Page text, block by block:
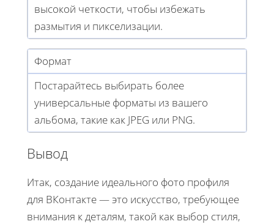
высокой четкости, чтобы избежать
размытия и пикселизации.
Формат
Постарайтесь выбирать более
универсальные форматы из вашего
альбома, такие как JPEG или PNG.
Вывод
Итак, создание идеального фото профиля
для ВКонтакте — это искусство, требующее
внимания к деталям, такой как выбор стиля,